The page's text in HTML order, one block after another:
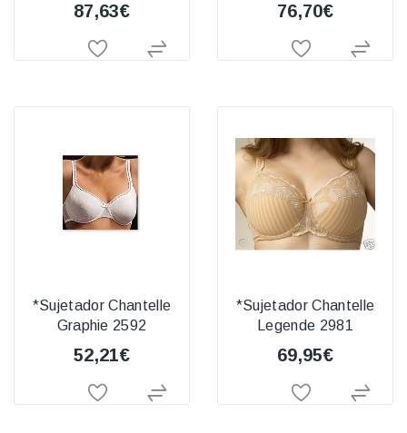
87,63€ 76,70€
*Sujetador Chantelle
Graphie 2592
52,21€
*Sujetador Chantelle
Legende 2981
69,95€